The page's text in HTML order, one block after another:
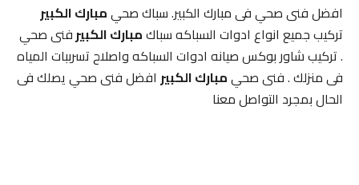
افضل فنى صحي فى مبارك الكبير. سباك صحيمبارك الكبير
تركيب جميع انواع ادوات السباكه سباكمبارك الكبيرفنى صحي
. تركيب شاور بوكس صيانه ادوات السباكه واصلاح تسرببات المياه
فى منزلك . فنى صحيمبارك الكبيرافضل فنى صحي يصلك فى
الحال بمجرد التواصل معنا